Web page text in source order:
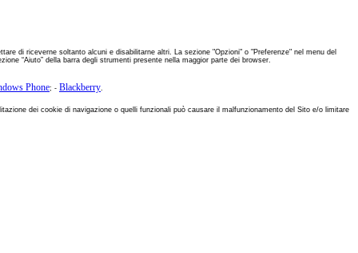
di riceverne soltanto alcuni e disabilitarne altri. La sezione "Opzioni" o "Preferenze" nel menu del
“Aiuto” della barra degli strumenti presente nella maggior parte dei browser.
Phone; - Blackberry.
dei cookie di navigazione o quelli funzionali può causare il malfunzionamento del Sito e/o limitare